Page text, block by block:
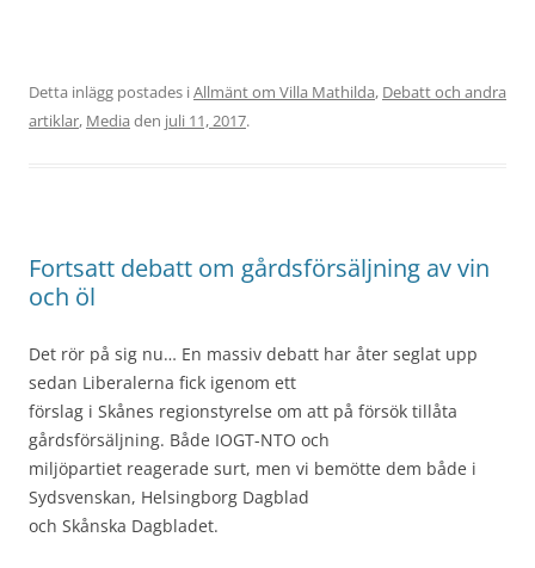
Detta inlägg postades iAllmänt om Villa Mathilda, Debatt och andra
artiklar, Media den juli 11, 2017.
Fortsatt debatt om gårdsförsäljning av vin
och öl
Det rör på sig nu… En massiv debatt har åter seglat upp
sedan Liberalerna fick igenom ett
förslag i Skånes regionstyrelse om att på försök tillåta
gårdsförsäljning. Både IOGT-NTO och
miljöpartiet reagerade surt, men vi bemötte dem både i
Sydsvenskan, Helsingborg Dagblad
och Skånska Dagbladet.